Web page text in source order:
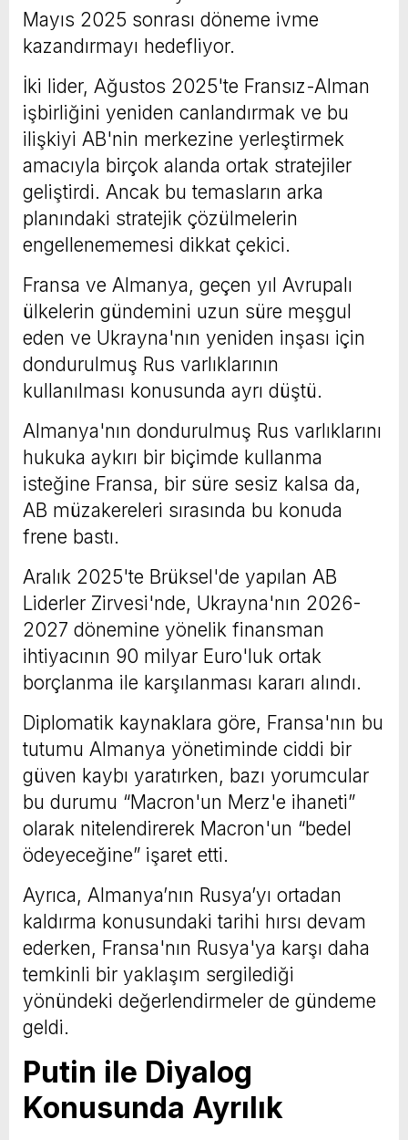
Mayıs 2025 sonrası döneme ivme
kazandırmayı hedefliyor.
İki lider, Ağustos 2025'te Fransız-Alman
işbirliğini yeniden canlandırmak ve bu
ilişkiyi AB'nin merkezine yerleştirmek
amacıyla birçok alanda ortak stratejiler
geliştirdi. Ancak bu temasların arka
planındaki stratejik çözülmelerin
engellenememesi dikkat çekici.
Fransa ve Almanya, geçen yıl Avrupalı
ülkelerin gündemini uzun süre meşgul
eden ve Ukrayna'nın yeniden inşası için
dondurulmuş Rus varlıklarının
kullanılması konusunda ayrı düştü.
Almanya'nın dondurulmuş Rus varlıklarını
hukuka aykırı bir biçimde kullanma
isteğine Fransa, bir süre sesiz kalsa da,
AB müzakereleri sırasında bu konuda
frene bastı.
Aralık 2025'te Brüksel'de yapılan AB
Liderler Zirvesi'nde, Ukrayna'nın 2026-
2027 dönemine yönelik finansman
ihtiyacının 90 milyar Euro'luk ortak
borçlanma ile karşılanması kararı alındı.
Diplomatik kaynaklara göre, Fransa'nın bu
tutumu Almanya yönetiminde ciddi bir
güven kaybı yaratırken, bazı yorumcular
bu durumu “Macron'un Merz'e ihaneti”
olarak nitelendirerek Macron'un “bedel
ödeyeceğine” işaret etti.
Ayrıca, Almanya’nın Rusya’yı ortadan
kaldırma konusundaki tarihi hırsı devam
ederken, Fransa'nın Rusya'ya karşı daha
temkinli bir yaklaşım sergilediği
yönündeki değerlendirmeler de gündeme
geldi.
Putin ile Diyalog
Konusunda Ayrılık